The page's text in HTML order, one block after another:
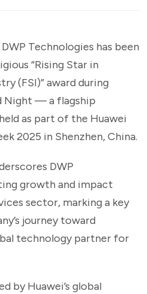
Technologies has been
“Rising Star in
(FSI)” award during
Night — a flagship
as part of the Huawei
2025 in Shenzhen, China.
DWP
growth and impact
sector, marking a key
journey toward
technology partner for
by Huawei’s global